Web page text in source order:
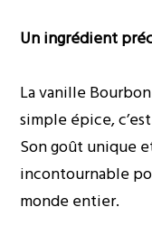
Un ingrédient
La vanille
simple épice,
Son goût unique
incontournable
monde entier.